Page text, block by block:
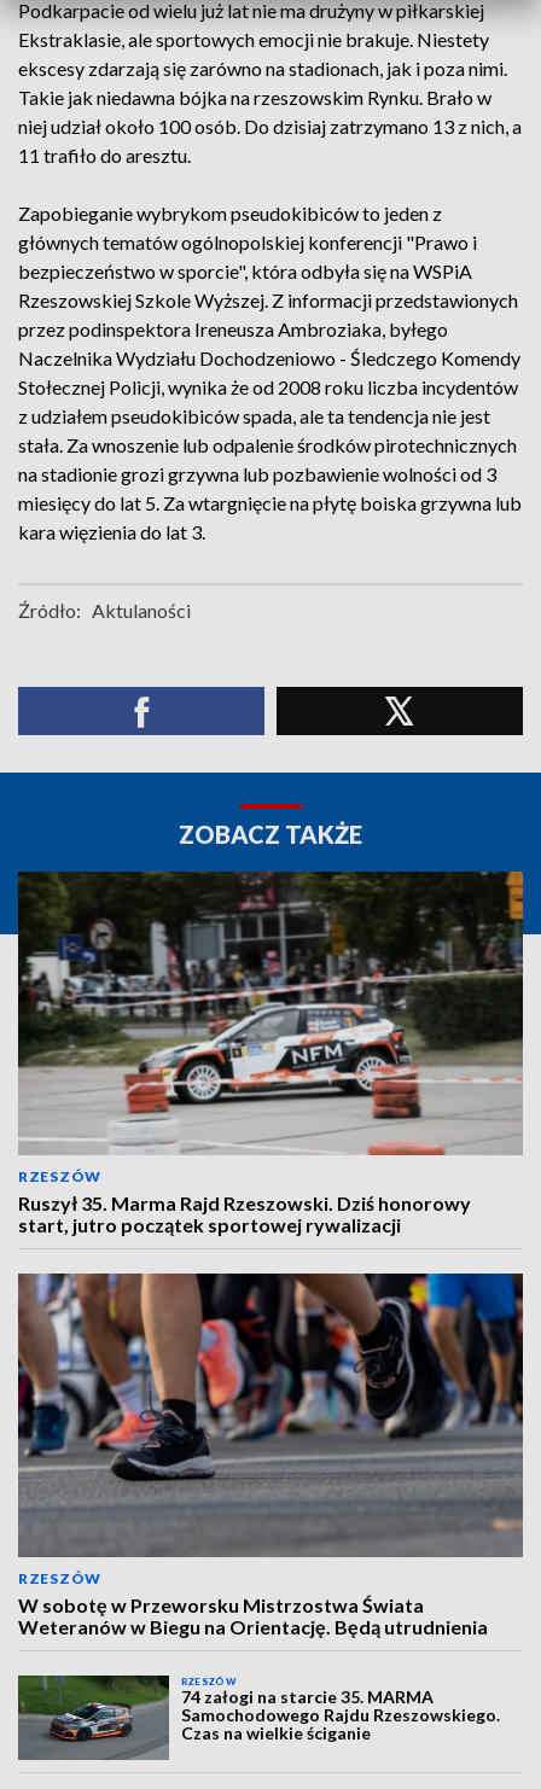
Podkarpacie od wielu już lat nie ma drużyny w piłkarskiej
Ekstraklasie, ale sportowych emocji nie brakuje. Niestety
ekscesy zdarzają się zarówno na stadionach, jak i poza nimi.
Takie jak niedawna bójka na rzeszowskim Rynku. Brało w
niej udział około 100 osób. Do dzisiaj zatrzymano 13 z nich, a
11 trafiło do aresztu.
Zapobieganie wybrykom pseudokibiców to jeden z
głównych tematów ogólnopolskiej konferencji "Prawo i
bezpieczeństwo w sporcie", która odbyła się na WSPiA
Rzeszowskiej Szkole Wyższej. Z informacji przedstawionych
przez podinspektora Ireneusza Ambroziaka, byłego
Naczelnika Wydziału Dochodzeniowo - Śledczego Komendy
Stołecznej Policji, wynika że od 2008 roku liczba incydentów
z udziałem pseudokibiców spada, ale ta tendencja nie jest
stała. Za wnoszenie lub odpalenie środków pirotechnicznych
na stadionie grozi grzywna lub pozbawienie wolności od 3
miesięcy do lat 5. Za wtargnięcie na płytę boiska grzywna lub
kara więzienia do lat 3.
Źródło: Aktulaności
ZOBACZ TAKŻE
RZESZÓW
Ruszył 35. Marma Rajd Rzeszowski. Dziś honorowy
start, jutro początek sportowej rywalizacji
RZESZÓW
W sobotę w Przeworsku Mistrzostwa Świata
Weteranów w Biegu na Orientację. Będą utrudnienia
RZESZÓW
74 załogi na starcie 35. MARMA
Samochodowego Rajdu Rzeszowskiego.
Czas na wielkie ściganie